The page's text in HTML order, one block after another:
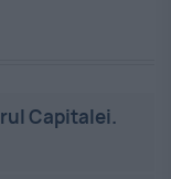
Capitalei.